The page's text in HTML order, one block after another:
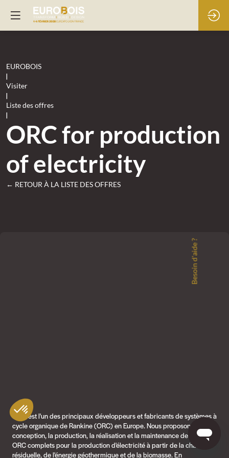
EUROBOIS
|
Visiter
|
Liste des offres
|
ORC for production
of electricity
← RETOUR À LA LISTE DES OFFRES
GMK est l'un des principaux développeurs et fabricants de systèmes à
cycle organique de Rankine (ORC) en Europe. Nous proposons la
conception, la production, la réalisation et la maintenance de systèmes
ORC complets pour la production d'électricité à partir de la chaleur
résiduelle, de l'énergie géothermique et de la biomasse. En
Besoin d'aide ?